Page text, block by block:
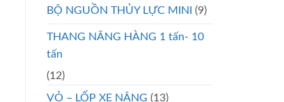
BỘ NGUỒN THỦY LỰC MINI
(9)
THANG NÂNG HÀNG 1 tấn- 10
tấn
(12)
VỎ – LỐP XE NÂNG (13)